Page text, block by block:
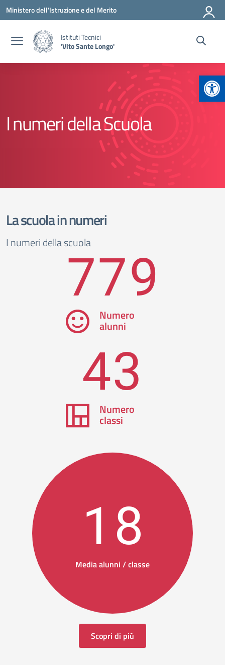
Vai ai contenuti
Vai al menu di navigazione
Vai al footer
Ministero dell'Istruzione e del Merito
Istituti Tecnici
'Vito Sante Longo'
I numeri della Scuola
La scuola in numeri
I numeri della scuola779
Numero
alunni
43
Numero
classi
18
Media alunni / classe
Scopri di più